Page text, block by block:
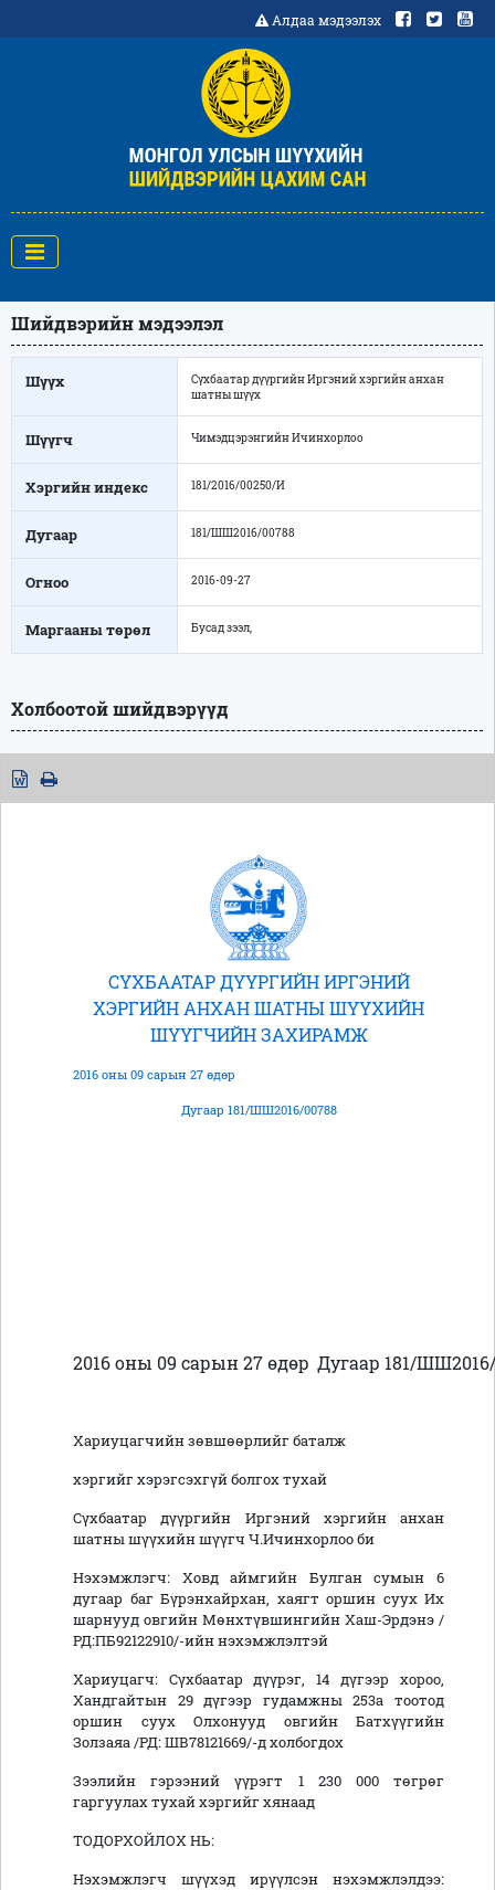
Алдаа мэдээлэх
Шийдвэрийн мэдээлэл
Шүүх
Сүхбаатар дүүргийн Иргэний хэргийн анхан
шатны шүүх
Шүүгч Чимэдцэрэнгийн Ичинхорлоо
Хэргийн индекс 181/2016/00250/И
Дугаар 181/ШШ2016/00788
Огноо 2016-09-27
Маргааны төрөл Бусад зээл,
Холбоотой шийдвэрүүд
СҮХБААТАР ДҮҮРГИЙН ИРГЭНИЙ
ХЭРГИЙН АНХАН ШАТНЫ ШҮҮХИЙН
ШҮҮГЧИЙН ЗАХИРАМЖ
2016 оны 09 сарын 27 өдөр
Дугаар 181/ШШ2016/00788
2016 оны 09 сарын 27 өдөр Дугаар 181/
Хариуцагчийн зөвшөөрлийг баталж
хэргийг хэрэгсэхгүй болгох тухай
Сүхбаатар дүүргийн Иргэний хэргийн анхан
шатны шүүхийн шүүгч Ч.Ичинхорлоо би
Нэхэмжлэгч: Ховд аймгийн Булган сумын 6
дугаар баг Бүрэнхайрхан, хаягт оршин суух Их
шарнууд овгийн Мөнхтүвшингийн Хаш-Эрдэнэ /
РД:ПБ92122910/-ийн нэхэмжлэлтэй
Хариуцагч: Сүхбаатар дүүрэг, 14 дүгээр хороо,
Хандгайтын 29 дүгээр гудамжны 253а тоотод
оршин суух Олхонууд овгийн Батхүүгийн
Золзаяа /РД: ШВ78121669/-д холбогдох
Зээлийн гэрээний үүрэгт 1 230 000 төгрөг
гаргуулах тухай хэргийг хянаад
ТОДОРХОЙЛОХ НЬ:
Нэхэмжлэгч шүүхэд ирүүлсэн нэхэмжлэлдээ: